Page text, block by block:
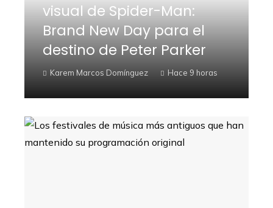
visual de Spider-Man:
Brand New Day para el
destino de Peter Parker
Karem Marcos Domínguez Hace 9 horas